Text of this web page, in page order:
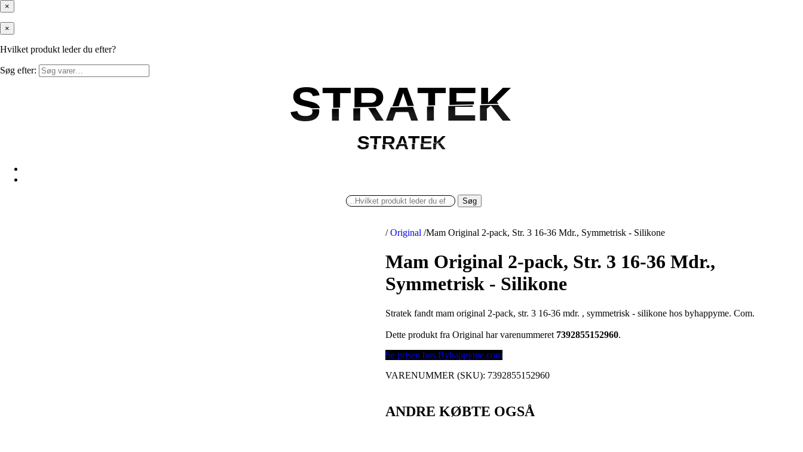
×
×
Hvilket produkt leder du efter?
Søg efter:
STRATEK
STRATEK
STRATEK
STRATEK
Søg
/ Original /Mam Original 2-pack, Str. 3 16-36 Mdr., Symmetrisk - Silikone
Mam Original 2-pack, Str. 3 16-36 Mdr.,
Symmetrisk - Silikone
Stratek fandt mam original 2-pack, str. 3 16-36 mdr. , symmetrisk - silikone hos byhappyme. Com.
Dette produkt fra Original har varenummeret 7392855152960.
Se prisen hos Byhappyme.com
VARENUMMER (SKU): 7392855152960
ANDRE KØBTE OGSÅ